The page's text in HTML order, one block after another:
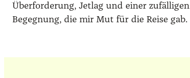
Überforderung, Jetlag und einer zufälligen
Begegnung, die mir Mut für die Reise gab.